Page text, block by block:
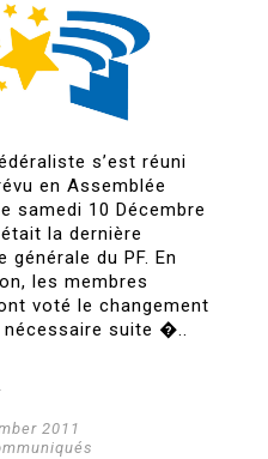
s’est réuni
en Assemblée
samedi 10 Décembre
la dernière
générale du PF. En
les membres
voté le changement
suite �..
2011